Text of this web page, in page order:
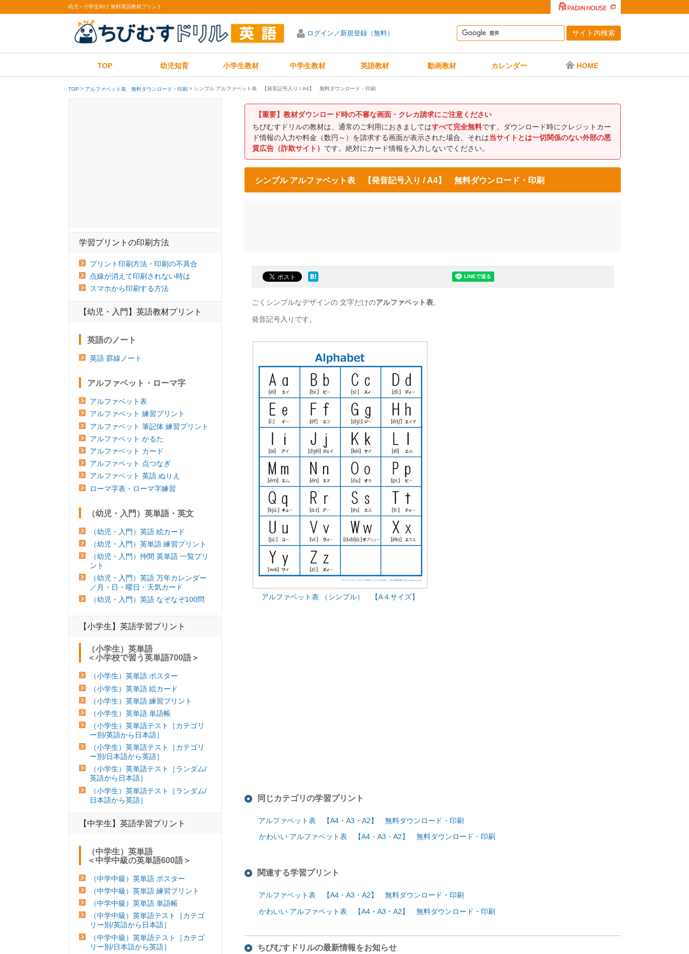
幼児～小学生向け 無料英語教材プリント
ログイン／新規登録（無料）
TOP 幼児知育 小学生教材 中学生教材 英語教材 動画教材 カレンダー HOME
TOP アルファベット表 無料ダウンロード・印刷 シンプル アルファベット表 【発音記号入り / A4】 無料ダウンロード・印刷
【重要】教材ダウンロード時の不審な画面・クレカ請求にご注意ください
ちびむすドリルの教材は、通常のご利用におきましてはすべて完全無料です。ダウンロード時にクレジットカー
ド情報の入力や料金（数円～）を請求する画面が表示された場合、それは当サイトとは一切関係のない外部の悪
質広告（詐欺サイト） です。絶対にカード情報を入力しないでください。
シンプル アルファベット表 【発音記号入り / A4】 無料ダウンロード・印刷
ごくシンプルなデザインの 文字だけのアルファベット表。
発音記号入りです。
アルファベット表 （シンプル） 【A４サイズ】
同じカテゴリの学習プリント
アルファベット表 【A4・A3・A2】 無料ダウンロード・印刷
かわいい アルファベット表 【A4・A3・A2】 無料ダウンロード・印刷
関連する学習プリント
アルファベット表 【A4・A3・A2】 無料ダウンロード・印刷
かわいい アルファベット表 【A4・A3・A2】 無料ダウンロード・印刷
ちびむすドリルの最新情報をお知らせ
学習プリントの印刷方法
プリント印刷方法・印刷の不具合
点線が消えて印刷されない時は
スマホから印刷する方法
【幼児・入門】英語教材プリント
英語のノート
英語 罫線ノート
アルファベット・ローマ字
アルファベット表
アルファベット 練習プリント
アルファベット 筆記体 練習プリント
アルファベット かるた
アルファベット カード
アルファベット 点つなぎ
アルファベット 英語 ぬりえ
ローマ字表・ローマ字練習
（幼児・入門）英単語・英文
（幼児・入門）英語 絵カード
（幼児・入門）英単語 練習プリント
（幼児・入門）仲間 英単語 一覧プリ
ント
（幼児・入門）英語 万年カレンダー
／月・日・曜日・天気カード
（幼児・入門）英語 なぞなぞ100問
【小学生】英語学習プリント
（小学生）英単語
＜小学校で習う英単語700語＞
（小学生）英単語 ポスター
（小学生）英単語 絵カード
（小学生）英単語 練習プリント
（小学生）英単語 単語帳
（小学生）英単語テスト［カテゴリ
ー別/英語から日本語］
（小学生）英単語テスト［カテゴリ
ー別/日本語から英語］
（小学生）英単語テスト［ランダム/
英語から日本語］
（小学生）英単語テスト［ランダム/
日本語から英語］
【中学生】英語学習プリント
（中学生）英単語
＜中学中級の英単語600語＞
（中学中級）英単語 ポスター
（中学中級）英単語 練習プリント
（中学中級）英単語 単語帳
（中学中級）英単語テスト［カテゴ
リー別/英語から日本語］
（中学中級）英単語テスト［カテゴ
リー別/日本語から英語］